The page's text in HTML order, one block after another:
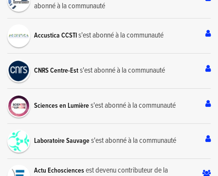
abonné à la communauté
Accustica CCSTIs'est abonné à la communauté
CNRS Centre-Ests'est abonné à la communauté
Sciences en Lumières'est abonné à la communauté
Laboratoire Sauvages'est abonné à la communauté
Actu Echosciences est devenu contributeur de la